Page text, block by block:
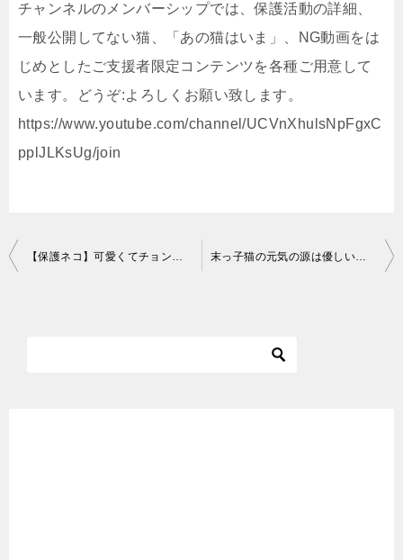
チャンネルのメンバーシップでは、保護活動の詳細、
一般公開してない猫、「あの猫はいま」、NG動画をは
じめとしたご支援者限定コンテンツを各種ご用意して
います。どうぞ:よろしくお願い致します。
https://www.youtube.com/channel/UCVnXhulsNpFgxC
pplJLKsUg/join
投
【保護ネコ】可愛くてチョンチョンしたくなるモフモフ子猫がコチラです…笑【Cute Kittens】 末っ子猫の元気の源は優しいお兄ちゃん猫♡